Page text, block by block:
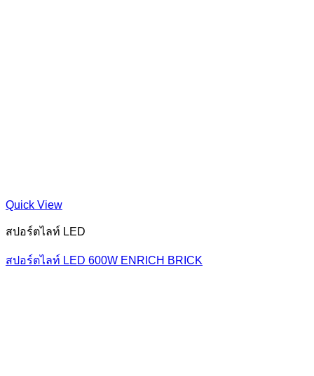
Quick View
สปอร์ตไลท์ LED
สปอร์ตไลท์ LED 600W ENRICH BRICK